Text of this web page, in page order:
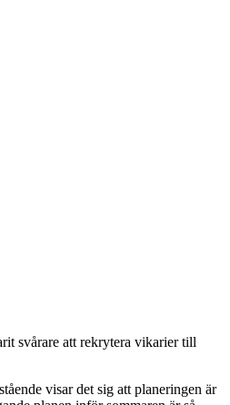
svårare att rekrytera vikarier till
visar det sig att planeringen är